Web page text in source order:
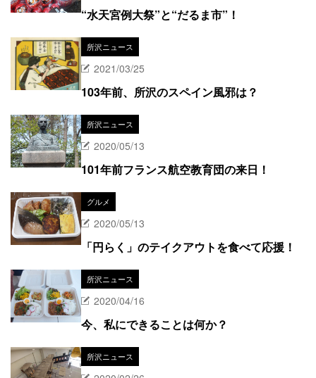
“水天宮例大祭”と“だるま市”！
所沢ニュース
2021/03/25
103年前、所沢のスペイン風邪は？
所沢ニュース
2020/05/13
101年前フランス航空教育団の来日！
グルメ
2020/05/13
「円らく」のテイクアウトを食べて応援！
所沢ニュース
2020/04/16
今、私にできることは何か？
所沢ニュース